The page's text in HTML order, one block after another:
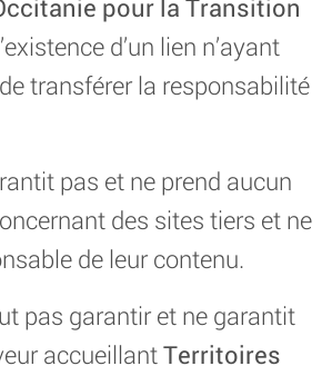
pour la Transition
d’un lien n’ayant
transférer la responsabilité
pas et ne prend aucun
des sites tiers et ne
de leur contenu.
pas garantir et ne garantit
accueillantTerritoires